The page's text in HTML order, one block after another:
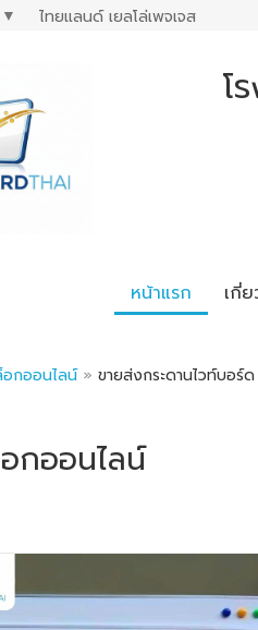
▼ ไทยแลนด์ เยลโล่เพจเจส
โ
หน้าแรก เกี่ย
กออนไลน์ » ขายส่งกระดานไวท์บอร์ด
กออนไลน์